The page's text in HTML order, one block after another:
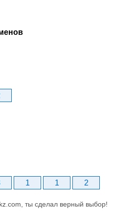
1 1 2
ты сделал верный выбор!